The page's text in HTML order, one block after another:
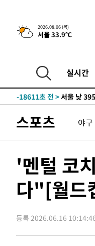
2026.08.06 (목)
서울 33.9℃
실시간
-23663초 전 >서울 열대
-22230초 전 >[속보]코스
-18660초 전 >
6월 경상
-18611초 전 >
-15973초 전 >미 워싱턴
우 0.49%↑
-6501초 전 > [속보] 이란
2시간 전 >[속보] "이란-오
-27670초 전 >
[속보]경
-27057초 전 >[속보]산업
상
-26850초 전 >[속보]코스
-23683초 전 >서울 열대
-22250초 전 >[속보]코스
스포츠 야구
'멘털 코
다"[월드
등록 2026.06.16